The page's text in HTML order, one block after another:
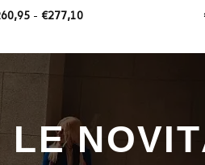
- €277,10Fascia
LE